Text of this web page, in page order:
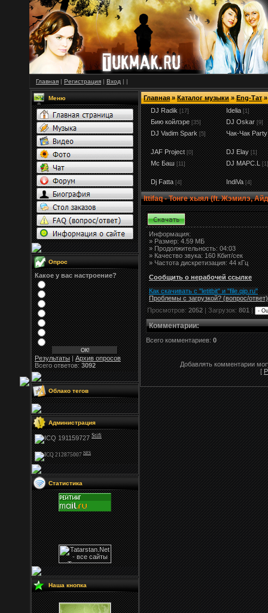
Главная | Регистрация | Вход | |
Меню
Опрос
Какое у вас настроение?
Результаты|Архив опросов
Всего ответов:3092
Облако тегов
Администрация
Stifi
NFS
Статистика
Наша кнопка
Главная»Каталог музыки»Eng-Тат»
DJ Radik [17] Idelia [1]
Бию койлэре [35] DJ Oskar [9]
DJ Vadim Spark [5] Чак-Чак Party
JAF Project [0] DJ Elay [1]
Мс Баш [11] DJ MAPC.L [1]
Dj Fatta [4] IndiVa [4]
Ittifaq - Тонге хыял (ft. Жэмилэ,
Информация:
»Размер:4.59 МБ
» Продолжительность: 04:03
» Качество звука: 160 Кбит/сек
» Частота дискретизация: 44 кГц
Сообщить о нерабочей ссылке
Как скачивать с "letitbit" и "file.qip.ru"
Проблемы с загрузкой? (вопрос/ответ)
Просмотров:2052| Загрузок:801|
Комментарии:
Всего комментариев: 0
Добавлять комментарии
[